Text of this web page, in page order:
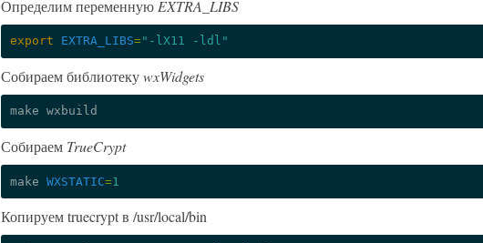
Определим переменную EXTRA_LIBS
export EXTRA_LIBS="-lX11 -ldl"
Собираем библиотекуwxWidgets
make
Собираем TrueCrypt
make WXSTATIC=1
Копируем truecrypt в /usr/local/bin